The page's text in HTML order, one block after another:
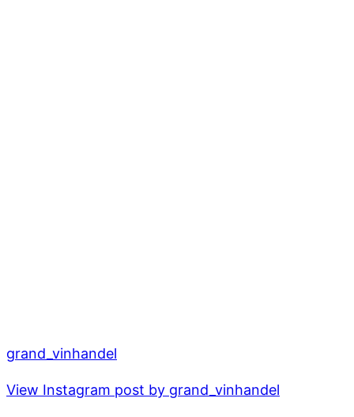
grand_vinhandel
View Instagram post by grand_vinhandel